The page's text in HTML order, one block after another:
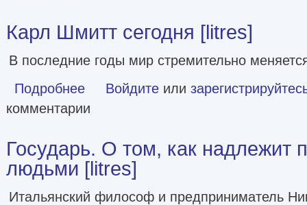
Карл Шмитт сегодня [litres]
В последние годы мир стремительно
Подробнее о Карл Шмитт сегодня [litres]
Войдите или
комментарии
Государь. О том, как надлежит
людьми [litres]
Итальянский философ и предприниматель